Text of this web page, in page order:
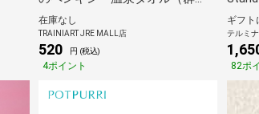
馬）
在庫なし
TRAINIART JRE MALL店
520 円 (税込)
4ポイント
ギフト
テルミ
82ポ